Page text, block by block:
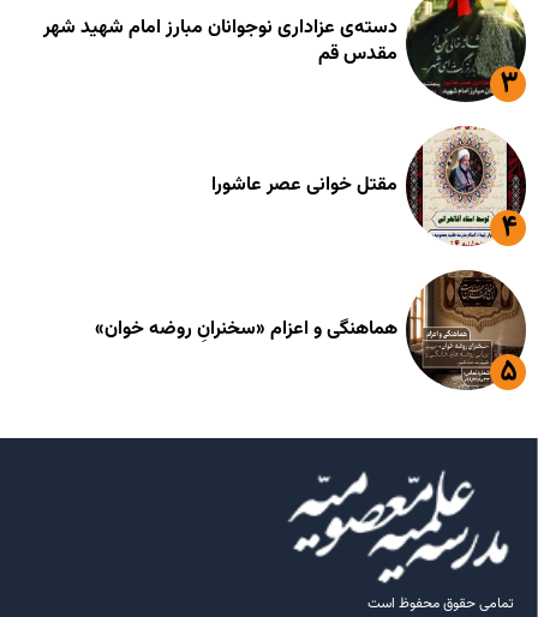
دسته‌ی عزاداری نوجوانان مبارز امام شهید شهر
مقدس قم
مقتل خوانی عصر عاشورا
هماهنگی و اعزام «سخنرانِ روضه خوان»
تمامی حقوق محفوظ است